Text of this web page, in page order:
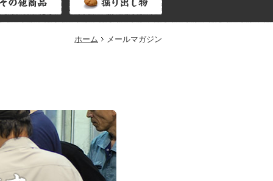
ホーム メールマガジン